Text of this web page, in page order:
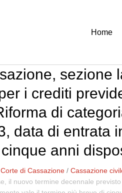
Home
sezione
i crediti
di
data di entrata
anni
Corte di Cassazione /Cassazione
il nuovo termine decennale